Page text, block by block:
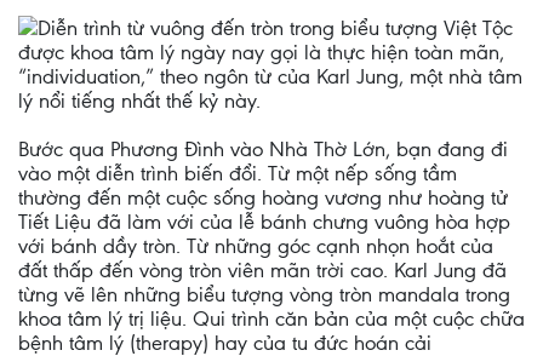
Diễn trình từ vuông đến tròn trong biểu tượng Việt Tộc
được khoa tâm lý ngày nay gọi là thực hiện toàn mãn,
“individuation,” theo ngôn từ của Karl Jung, một nhà tâm
lý nổi tiếng nhất thế kỷ này.
Bước qua Phương Ðình vào Nhà Thờ Lớn, bạn đang đi
vào một diễn trình biến đổi. Từ một nếp sống tầm
thường đến một cuộc sống hoàng vương như hoàng tử
Tiết Liệu đã làm với của lễ bánh chưng vuông hòa hợp
với bánh dầy tròn. Từ những góc cạnh nhọn hoắt của
đất thấp đến vòng tròn viên mãn trời cao. Karl Jung đã
từng vẽ lên những biểu tượng vòng tròn mandala trong
khoa tâm lý trị liệu. Qui trình căn bản của một cuộc chữa
bệnh tâm lý (therapy) hay của tu đức hoán cải